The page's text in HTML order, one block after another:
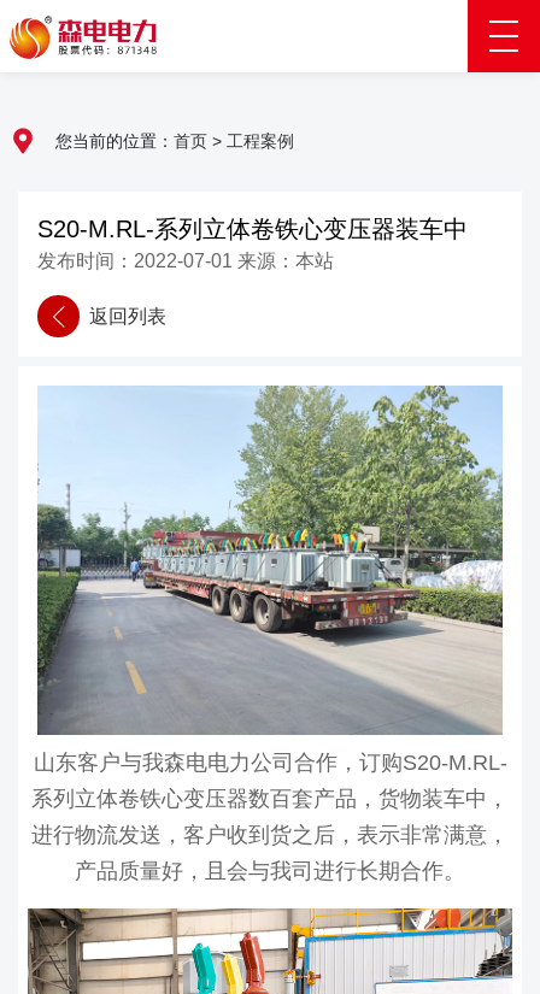
您当前的位置： 首页 > 工程案例
S20-M.RL-系列立体卷铁心变压器装车中
发布时间：2022-07-01 来源：本站
返回列表
山东客户与我森电电力公司合作，订购S20-M.RL-
系列立体卷铁心变压器数百套产品，货物装车中，
进行物流发送，客户收到货之后，表示非常满意，
产品质量好，且会与我司进行长期合作。